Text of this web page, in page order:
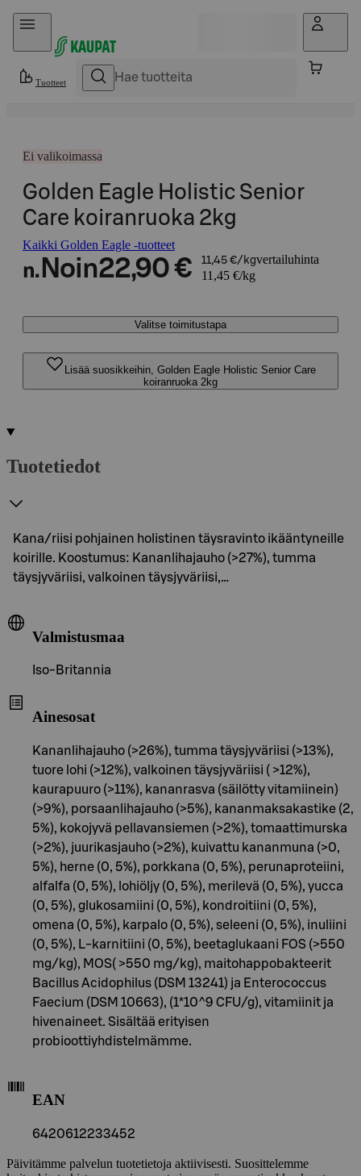
Hyppää sisältöön
Tuotteet
Ei valikoimassa
Golden Eagle Holistic Senior
Care koiranruoka 2kg
Kaikki Golden Eagle -tuotteet
n. Noin22,90 € 11,45 €/kgvertailuhinta
11,45 €/kg
Valitse toimitustapa
Lisää suosikkeihin, Golden Eagle Holistic Senior Care
koiranruoka 2kg
Tuotetiedot
Kana/riisi pohjainen holistinen täysravinto ikääntyneille
koirille. Koostumus: Kananlihajauho (>27%), tumma
täysjyväriisi, valkoinen täysjyväriisi,…
Valmistusmaa
Iso-Britannia
Ainesosat
Kananlihajauho (>26%), tumma täysjyväriisi (>13%),
tuore lohi (>12%), valkoinen täysjyväriisi ( >12%),
kaurapuuro (>11%), kananrasva (säilötty vitamiinein)
(>9%), porsaanlihajauho (>5%), kananmaksakastike (2,
5%), kokojyvä pellavansiemen (>2%), tomaattimurska
(>2%), juurikasjauho (>2%), kuivattu kananmuna (>0,
5%), herne (0, 5%), porkkana (0, 5%), perunaproteiini,
alfalfa (0, 5%), lohiöljy (0, 5%), merilevä (0, 5%), yucca
(0, 5%), glukosamiini (0, 5%), kondroitiini (0, 5%),
omena (0, 5%), karpalo (0, 5%), seleeni (0, 5%), inuliini
(0, 5%), L-karnitiini (0, 5%), beetaglukaani FOS (>550
mg/kg), MOS( >550 mg/kg), maitohappobakteerit
Bacillus Acidophilus (DSM 13241) ja Enterococcus
Faecium (DSM 10663), (1*10^9 CFU/g), vitamiinit ja
hivenaineet. Sisältää erityisen
probioottiyhdistelmämme.
EAN
6420612233452
Päivitämme palvelun tuotetietoja aktiivisesti. Suosittelemme